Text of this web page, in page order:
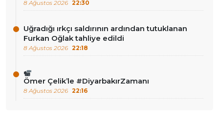
8 Ağustos 2026 22:30
Uğradığı ırkçı saldırının ardından tutuklanan
Furkan Oğlak tahliye edildi
8 Ağustos 2026 22:18
Ömer Çelik’le #DiyarbakırZamanı
8 Ağustos 2026 22:16